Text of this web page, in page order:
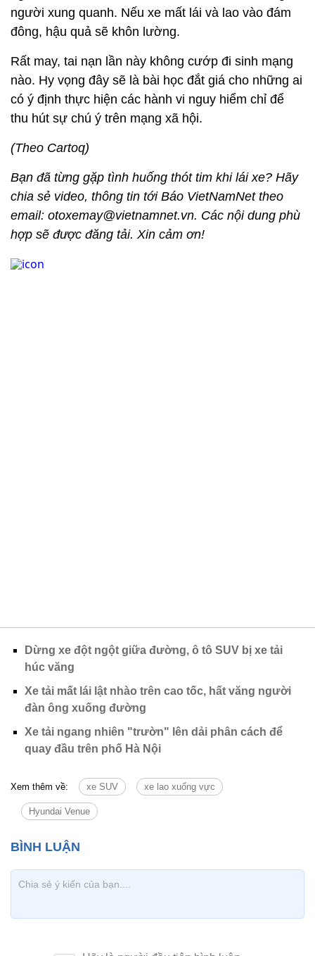
người xung quanh. Nếu xe mất lái và lao vào đám
đông, hậu quả sẽ khôn lường.
Rất may, tai nạn lần này không cướp đi sinh mạng
nào. Hy vọng đây sẽ là bài học đắt giá cho những ai
có ý định thực hiện các hành vi nguy hiểm chỉ để
thu hút sự chú ý trên mạng xã hội.
(Theo Cartoq)
Bạn đã từng gặp tình huống thót tim khi lái xe? Hãy
chia sẻ video, thông tin tới Báo VietNamNet theo
email: otoxemay@vietnamnet.vn. Các nội dung phù
hợp sẽ được đăng tải. Xin cảm ơn!
Dừng xe đột ngột giữa đường, ô tô SUV bị xe tải
húc văng
Xe tải mất lái lật nhào trên cao tốc, hất văng người
đàn ông xuống đường
Xe tải ngang nhiên "trườn" lên dải phân cách để
quay đầu trên phố Hà Nội
Xem thêm về: xe SUV xe lao xuống vực
Hyundai Venue